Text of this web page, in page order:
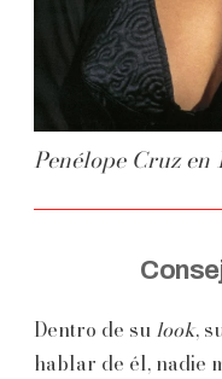
Penélope Cruz en
Dentro de su look,
hablar de él, nadie